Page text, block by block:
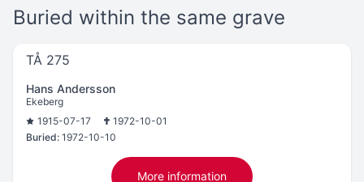
Buried within the same grave
TÅ 275
Hans Andersson
Ekeberg
1915-07-17
1972-10-01
Buried: 1972-10-10
More information